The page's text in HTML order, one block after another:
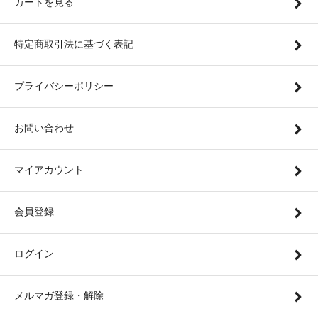
カートを見る
特定商取引法に基づく表記
プライバシーポリシー
お問い合わせ
マイアカウント
会員登録
ログイン
メルマガ登録・解除